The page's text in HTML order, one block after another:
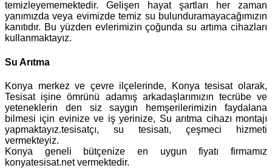
temizleyememektedir. Gelişen hayat şartları her zaman
yanımızda veya evimizde temiz su bulunduramayacağımızın
kanıtıdır. Bu yüzden evlerimizin çoğunda su artıma cihazları
kullanmaktayız.
Su Arıtma
Konya merkez ve çevre ilçelerinde, Konya tesisat olarak,
Tesisat işine ömrünü adamış arkadaşlarımızın tecrübe ve
yeteneklerin den siz saygın hemşerilerimizin faydalana
bilmesi için evinize ve iş yerinize, Su arıtma cihazı montajı
yapmaktayız.tesisatçı, su tesisatı, çeşmeci hizmeti
vermekteyiz.
Konya geneli bütçenize en uygun fiyatı firmamız
konyatesisat.net vermektedir.